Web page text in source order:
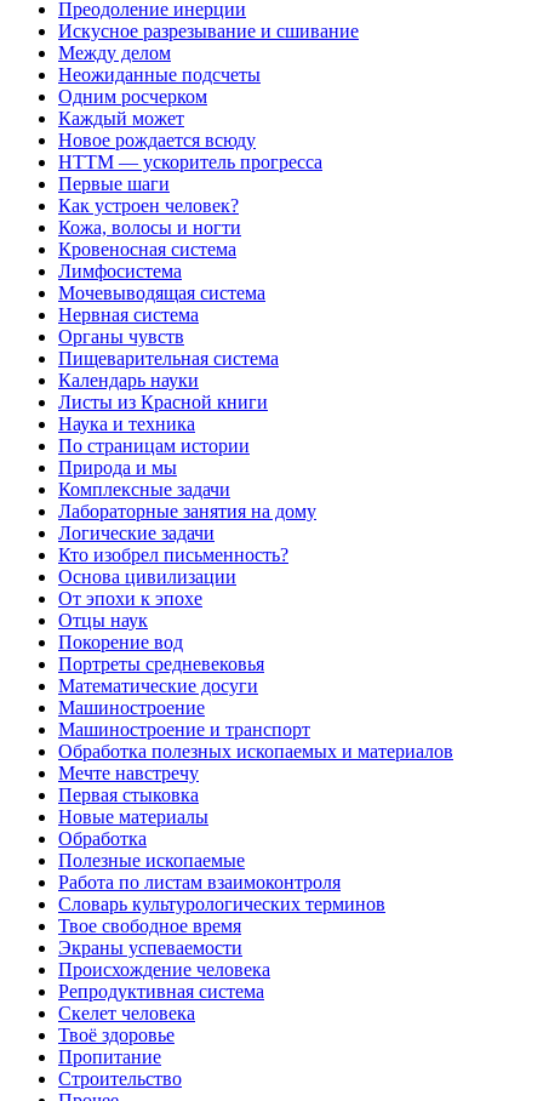
Преодоление инерции
Искусное разрезывание и сшивание
Между делом
Неожиданные подсчеты
Одним росчерком
Каждый может
Новое рождается всюду
НТТМ — ускоритель прогресса
Первые шаги
Как устроен человек?
Кожа, волосы и ногти
Кровеносная система
Лимфосистема
Мочевыводящая система
Нервная система
Органы чувств
Пищеварительная система
Календарь науки
Листы из Красной книги
Наука и техника
По страницам истории
Природа и мы
Комплексные задачи
Лабораторные занятия на дому
Логические задачи
Кто изобрел письменность?
Основа цивилизации
От эпохи к эпохе
Отцы наук
Покорение вод
Портреты средневековья
Математические досуги
Машиностроение
Машиностроение и транспорт
Обработка полезных ископаемых и материалов
Мечте навстречу
Первая стыковка
Новые материалы
Обработка
Полезные ископаемые
Работа по листам взаимоконтроля
Словарь культурологических терминов
Твое свободное время
Экраны успеваемости
Происхождение человека
Репродуктивная система
Скелет человека
Твоё здоровье
Пропитание
Строительство